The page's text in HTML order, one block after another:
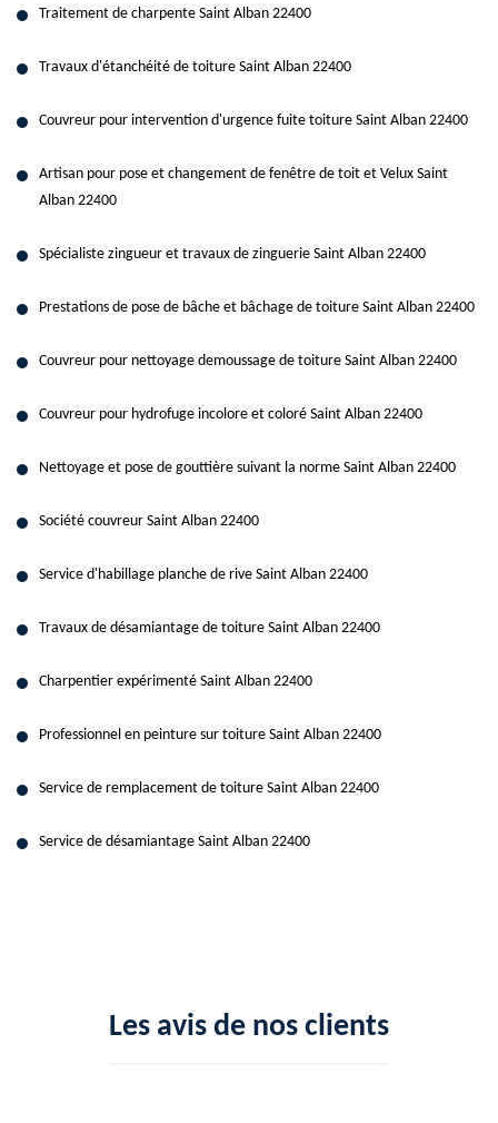
Traitement de charpente Saint Alban 22400
Travaux d'étanchéité de toiture Saint Alban 22400
Couvreur pour intervention d'urgence fuite toiture Saint Alban 22400
Artisan pour pose et changement de fenêtre de toit et Velux Saint
Alban 22400
Spécialiste zingueur et travaux de zinguerie Saint Alban 22400
Prestations de pose de bâche et bâchage de toiture Saint Alban 22400
Couvreur pour nettoyage demoussage de toiture Saint Alban 22400
Couvreur pour hydrofuge incolore et coloré Saint Alban 22400
Nettoyage et pose de gouttière suivant la norme Saint Alban 22400
Société couvreur Saint Alban 22400
Service d'habillage planche de rive Saint Alban 22400
Travaux de désamiantage de toiture Saint Alban 22400
Charpentier expérimenté Saint Alban 22400
Professionnel en peinture sur toiture Saint Alban 22400
Service de remplacement de toiture Saint Alban 22400
Service de désamiantage Saint Alban 22400
Les avis de nos clients